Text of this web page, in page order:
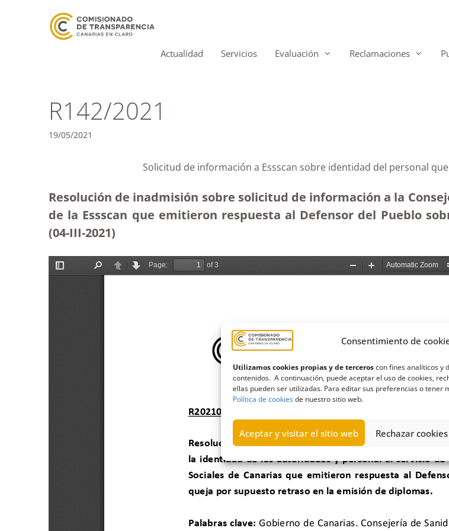
Consentimiento de
Utilizamos cookies propias y de terceroscon fines analíticos y
contenidos. A continuación, puede aceptar el uso de cookies,
ellas pueden ser utilizadas. Para editar sus preferencias o tener
Política de cookiesde nuestro sitio web.
Aceptar y visitar el sitio web Rechazar cookies
Actualidad Servicios Evaluación Reclamaciones
R142/2021
19/05/2021
Solicitud de información a Essscan sobre identidad del personal
Resolución de inadmisión sobre solicitud de información a la
de la Essscan que emitieron respuesta al Defensor del Pueblo
(04-III-2021)